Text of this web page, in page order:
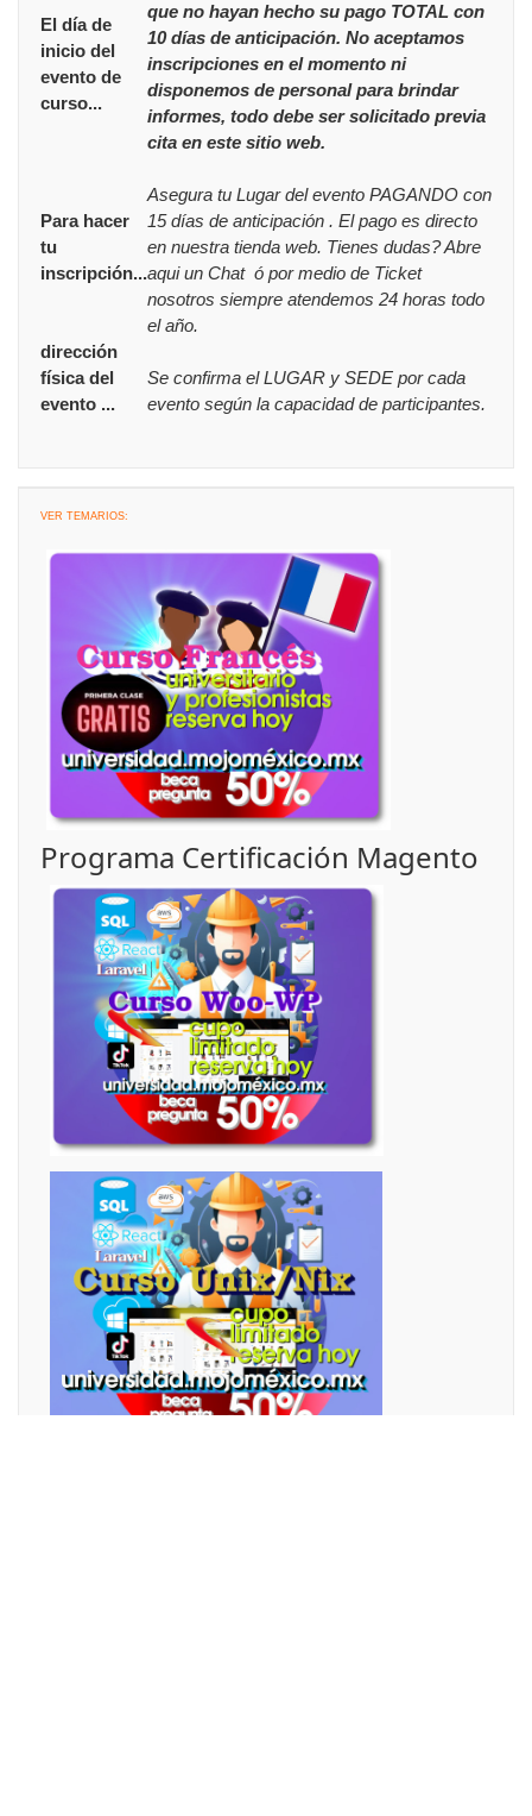
El día de
inicio del
evento de
curso...
que no hayan hecho su pago TOTAL con
10 días de anticipación. No aceptamos
inscripciones en el momento ni
disponemos de personal para brindar
informes, todo debe ser solicitado previa
cita en este sitio web.
Para hacer
tu
inscripción...
Asegura tu Lugar del evento PAGANDO con
15 días de anticipación . El pago es directo
en nuestra tienda web. Tienes dudas? Abre
aqui un Chat ó por medio de Ticket
nosotros siempre atendemos 24 horas todo
el año.
dirección
física del
evento ...
Se confirma el LUGAR y SEDE por cada
evento según la capacidad de participantes.
VER TEMARIOS:
Programa Certificación Magento